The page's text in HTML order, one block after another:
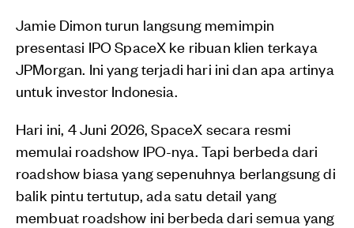
Jamie Dimon turun langsung memimpin
presentasi IPO SpaceX ke ribuan klien terkaya
JPMorgan. Ini yang terjadi hari ini dan apa artinya
untuk investor Indonesia.
Hari ini, 4 Juni 2026, SpaceX secara resmi
memulai roadshow IPO-nya. Tapi berbeda dari
roadshow biasa yang sepenuhnya berlangsung di
balik pintu tertutup, ada satu detail yang
membuat roadshow ini berbeda dari semua yang